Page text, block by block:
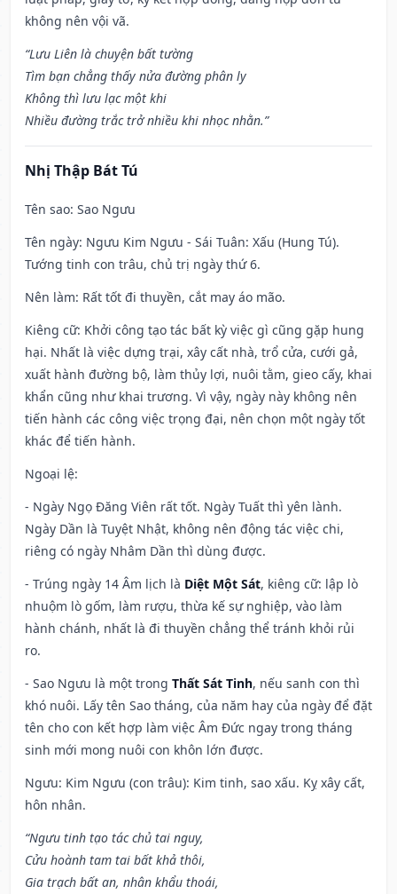
không nên vội vã.
“Lưu Liên là chuyện bất tường
Tìm bạn chẳng thấy nửa đường phân ly
Không thì lưu lạc một khi
Nhiều đường trắc trở nhiều khi nhọc nhằn.”
Nhị Thập Bát Tú
Tên sao: Sao Ngưu
Tên ngày: Ngưu Kim Ngưu - Sái Tuân: Xấu (Hung Tú).
Tướng tinh con trâu, chủ trị ngày thứ 6.
Nên làm: Rất tốt đi thuyền, cắt may áo mão.
Kiêng cữ: Khởi công tạo tác bất kỳ việc gì cũng gặp hung
hại. Nhất là việc dựng trại, xây cất nhà, trổ cửa, cưới gả,
xuất hành đường bộ, làm thủy lợi, nuôi tằm, gieo cấy, khai
khẩn cũng như khai trương. Vì vậy, ngày này không nên
tiến hành các công việc trọng đại, nên chọn một ngày tốt
khác để tiến hành.
Ngoại lệ:
- Ngày Ngọ Đăng Viên rất tốt. Ngày Tuất thì yên lành.
Ngày Dần là Tuyệt Nhật, không nên động tác việc chi,
riêng có ngày Nhâm Dần thì dùng được.
- Trúng ngày 14 Âm lịch là Diệt Một Sát, kiêng cữ: lập lò
nhuộm lò gốm, làm rượu, thừa kế sự nghiệp, vào làm
hành chánh, nhất là đi thuyền chẳng thể tránh khỏi rủi
ro.
- Sao Ngưu là một trong Thất Sát Tinh, nếu sanh con thì
khó nuôi. Lấy tên Sao tháng, của năm hay của ngày để đặt
tên cho con kết hợp làm việc Âm Đức ngay trong tháng
sinh mới mong nuôi con khôn lớn được.
Ngưu: Kim Ngưu (con trâu): Kim tinh, sao xấu. Kỵ xây cất,
hôn nhân.
“Ngưu tinh tạo tác chủ tai nguy,
Cửu hoành tam tai bất khả thôi,
Gia trạch bất an, nhân khẩu thoái,